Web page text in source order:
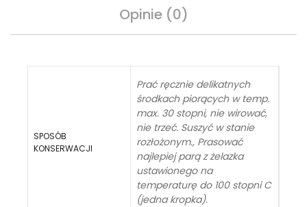
Opinie (0)
SPOSÓB
KONSERWACJI
Prać ręcznie delikatnych
środkach piorących w temp.
max. 30 stopni, nie wirować,
nie trzeć. Suszyć w stanie
rozłożonym., Prasować
najlepiej parą z żelazka
ustawionego na
temperaturę do 100 stopni C
(jedna kropka).